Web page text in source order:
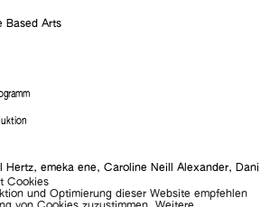
Based Arts
Hertz, emeka ene, Caroline Neill Alexander, Dani
Cookies
und Optimierung dieser Website empfehlen